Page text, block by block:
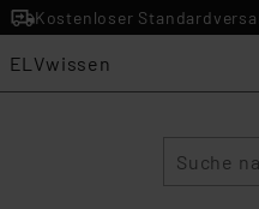
Kostenloser
ELVwissen